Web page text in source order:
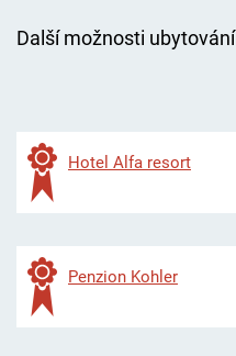
Další možnosti ubytování
Hotel Alfa resort
Penzion Kohler